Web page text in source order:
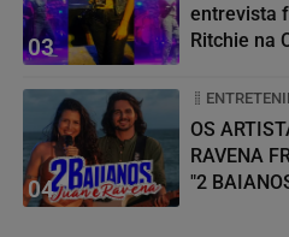
03
entrevista
Ritchie na
04
OS
RAVENA
"2